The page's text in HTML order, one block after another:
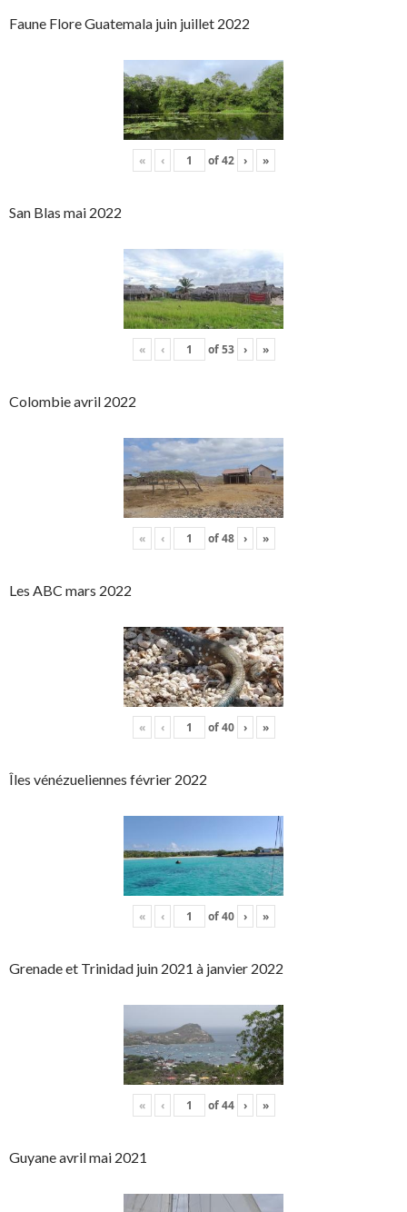
Faune Flore Guatemala juin juillet 2022
« ‹ of42 › »
San Blas mai 2022
« ‹ of53 › »
Colombie avril 2022
« ‹ of48 › »
Les ABC mars 2022
« ‹ of40 › »
Îles vénézueliennes février 2022
« ‹ of40 › »
Grenade et Trinidad juin 2021 à janvier 2022
« ‹ of44 › »
Guyane avril mai 2021